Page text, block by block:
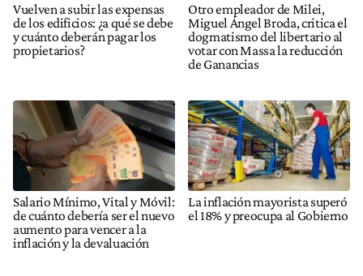
Vuelven a subir las expensas
de los edificios: ¿a qué se debe
y cuánto deberán pagar los
propietarios?
Otro empleador de Milei,
Miguel Ángel Broda, critica el
dogmatismo del libertario al
votar con Massa la reducción
de Ganancias
Salario Mínimo, Vital y Móvil:
de cuánto debería ser el nuevo
aumento para vencer a la
inflación y la devaluación
La inflación mayorista superó
el 18% y preocupa al Gobierno